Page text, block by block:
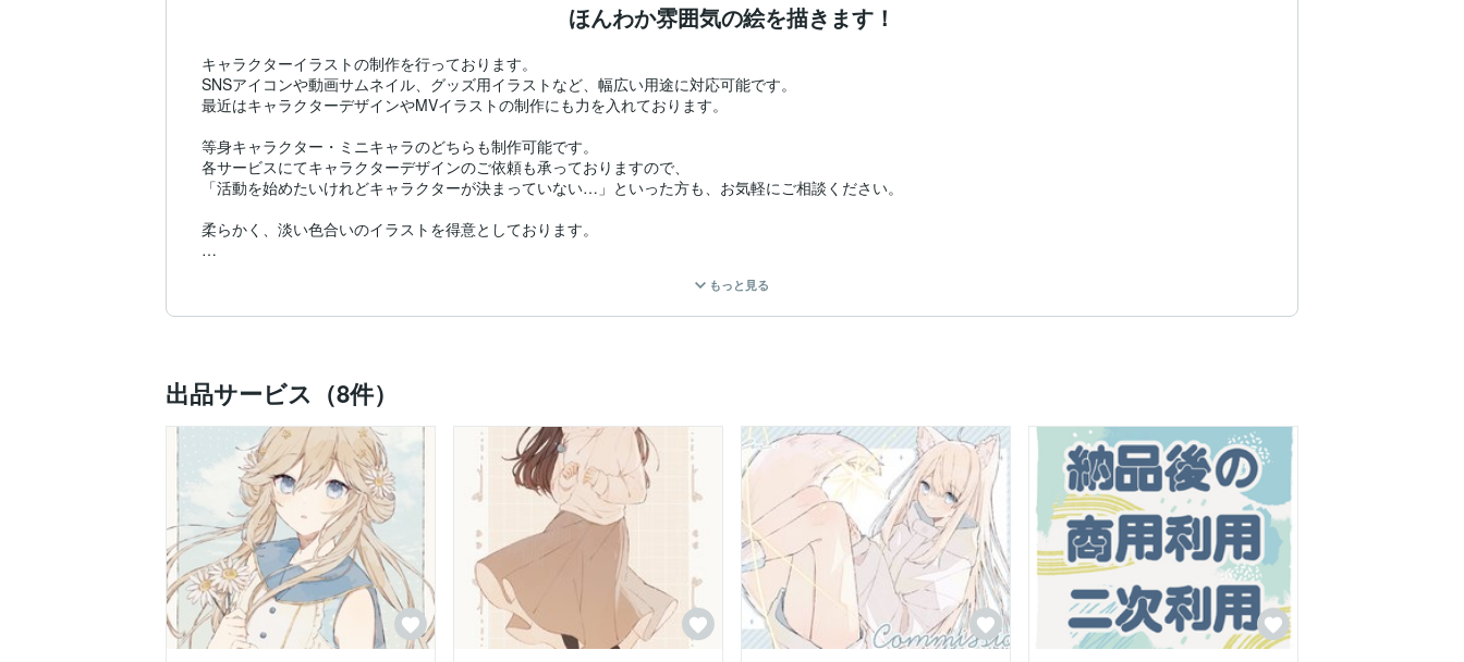
ほんわか雰囲気の絵を描きます！
キャラクターイラストの制作を行っております。
SNSアイコンや動画サムネイル、グッズ用イラストなど、幅広い用途に対応可能です。
最近はキャラクターデザインやMVイラストの制作にも力を入れております。
等身キャラクター・ミニキャラのどちらも制作可能です。
各サービスにてキャラクターデザインのご依頼も承っておりますので、
「活動を始めたいけれどキャラクターが決まっていない…」といった方も、お気軽にご相談ください。
柔らかく、淡い色合いのイラストを得意としております。
ご不明点やご相談のみでも問題ございませんので、
もっと見る
出品サービス（8件）